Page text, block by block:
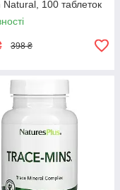
Natural, 100 таблеток
398 ₴